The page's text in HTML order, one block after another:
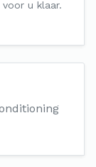
u klaar.